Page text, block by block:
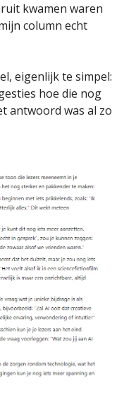
kwamen waren
column echt
eigenlijk te simpel:
hoe die nog
antwoord was al zo